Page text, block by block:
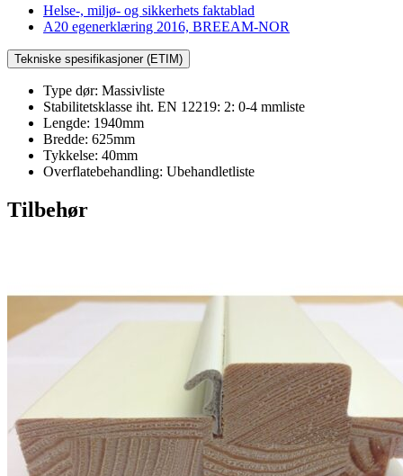
Helse-, miljø- og sikkerhets faktablad
A20 egenerklæring 2016, BREEAM-NOR
Tekniske spesifikasjoner (ETIM)
Type dør: Massivliste
Stabilitetsklasse iht. EN 12219: 2: 0-4 mmliste
Lengde: 1940mm
Bredde: 625mm
Tykkelse: 40mm
Overflatebehandling: Ubehandletliste
Tilbehør